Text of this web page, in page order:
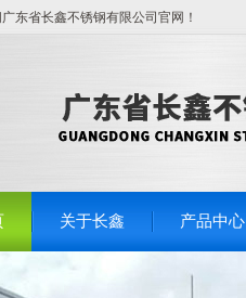
东省长鑫不锈钢有限公司官网！
关于长鑫 产品中心